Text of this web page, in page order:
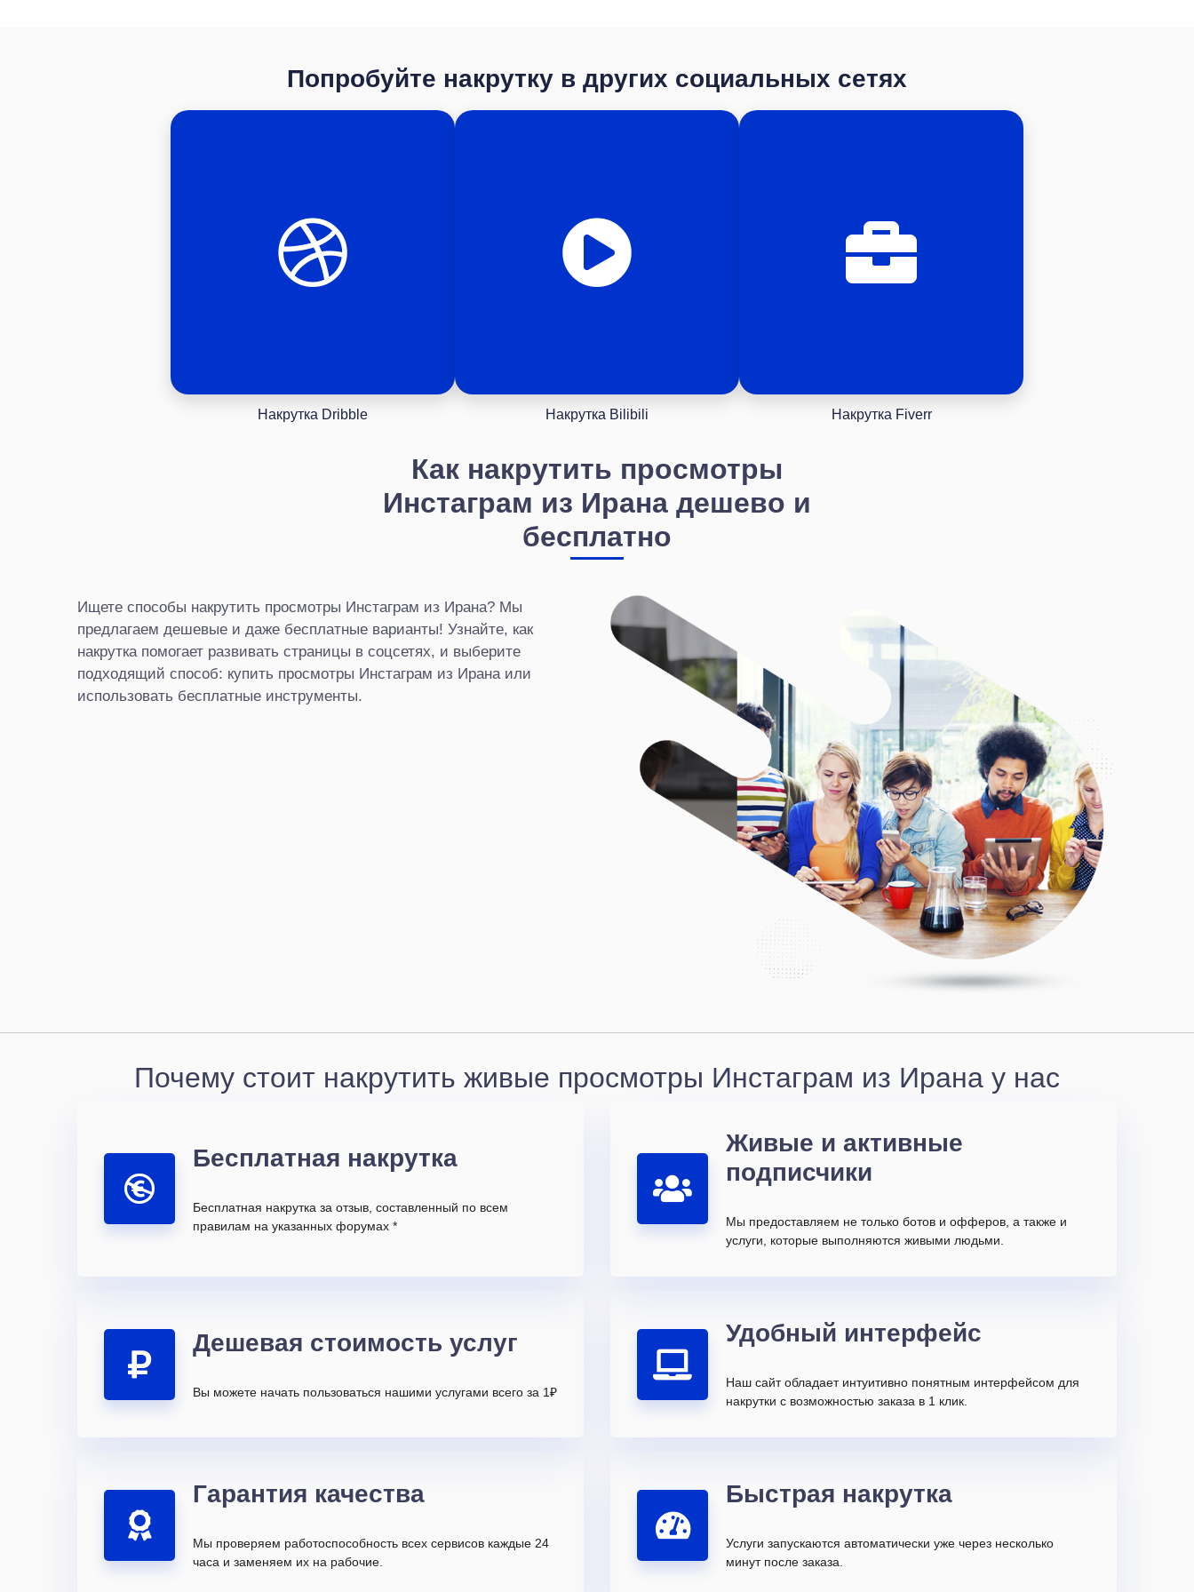
Попробуйте накрутку в других социальных сетях
Накрутка Dribble Накрутка Bilibili Накрутка Fiverr
Как накрутить просмотры
Инстаграм из Ирана дешево и
бесплатно
Ищете способы накрутить просмотры Инстаграм из Ирана? Мы
предлагаем дешевые и даже бесплатные варианты! Узнайте, как
накрутка помогает развивать страницы в соцсетях, и выберите
подходящий способ: купить просмотры Инстаграм из Ирана или
использовать бесплатные инструменты.
Почему стоит накрутить живые просмотры Инстаграм из Ирана у нас
Бесплатная накрутка
Бесплатная накрутка за отзыв, составленный по всем
правилам на указанных форумах *
Живые и активные
подписчики
Мы предоставляем не только ботов и офферов, а также и
услуги, которые выполняются живыми людьми.
Дешевая стоимость услуг
Вы можете начать пользоваться нашими услугами всего за 1₽
Удобный интерфейс
Наш сайт обладает интуитивно понятным интерфейсом для
накрутки с возможностью заказа в 1 клик.
Гарантия качества
Мы проверяем работоспособность всех сервисов каждые 24
часа и заменяем их на рабочие.
Быстрая накрутка
Услуги запускаются автоматически уже через несколько
минут после заказа.